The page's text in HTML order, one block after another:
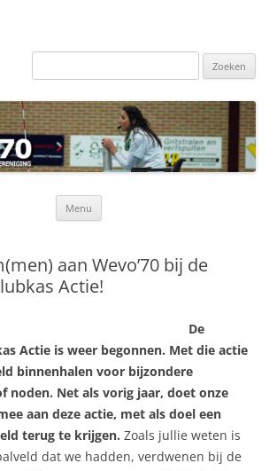
Zoeken
Menu
aan Wevo’70 bij de
Actie!
De
Actie is weer begonnen. Met die actie
binnenhalen voor bijzondere
noden. Net als vorig jaar, doet onze
aan deze actie, met als doel een
terug te krijgen. Zoals jullie weten is
dat we hadden, verdwenen bij de